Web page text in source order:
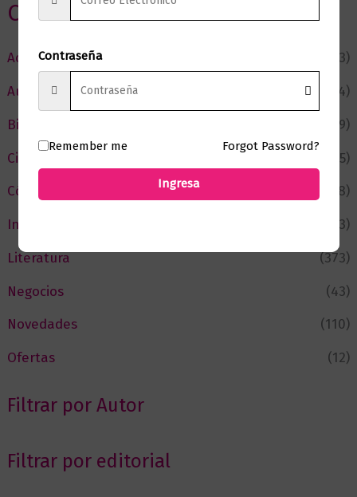
Categorias
Actualidad
(53)
Autor del Mes
(4)
Bienestar
(229)
Ciencia y Conocimiento
(75)
Cómic y Fantasía
(88)
Infantil y Juvenil
(213)
Literatura
(373)
Negocios
(43)
Novedades
(110)
Ofertas
(12)
Filtrar por Autor
Filtrar por editorial
Contraseña
Remember me Forgot Password?
Ingresa